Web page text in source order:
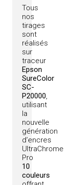
Tous
nos
tirages
sont
réalisés
sur
traceur
Epson
SureColor
SC-
P20000,
utilisant
la
nouvelle
génération
d’encres
UltraChrome
Pro
10
couleurs